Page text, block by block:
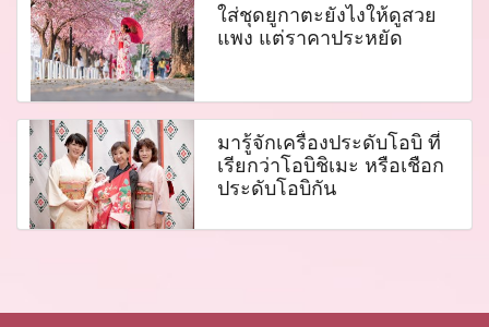
ใส่ชุดยูกาตะยังไงให้ดูสวย
แพง แต่ราคาประหยัด
มารู้จักเครื่องประดับโอบิ ที่
เรียกว่าโอบิชิเมะ หรือเชือก
ประดับโอบิกัน